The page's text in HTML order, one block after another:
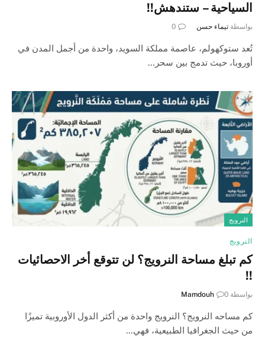
السياحية – ستندهش!!
بواسطة تيماء حسن 0
تُعد ستوكهولم، عاصمة مملكة السويد، واحدة من أجمل المدن في
أوروبا، حيث تدمج بين سحر…
النرويج
النرويج
كم تبلغ مساحة النرويج؟ لن تتوقع أخر الاحصائيات
!!
بواسطة Mamdouh 0
كم مساحه النرويج؟ النرويج واحدة من أكثر الدول الأوروبية تميزًا
من حيث الجغرافيا الطبيعية، فهي…